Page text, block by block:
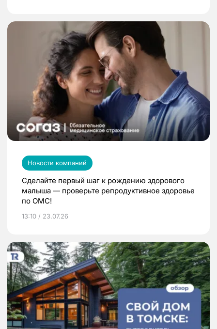
Новости компаний
Сделайте первый шаг к рождению здорового
малыша — проверьте репродуктивное здоровье
по ОМС!
13:10 / 23.07.26